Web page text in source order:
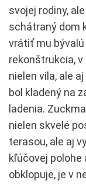
svojej rodiny,
schátraný dom
vrátiť mu
rekonštrukcia,
nielen vila, ale
bol kladený na
ladenia.
nielen skvelé
terasou, ale aj
kľúčovej
obklopuje, je v